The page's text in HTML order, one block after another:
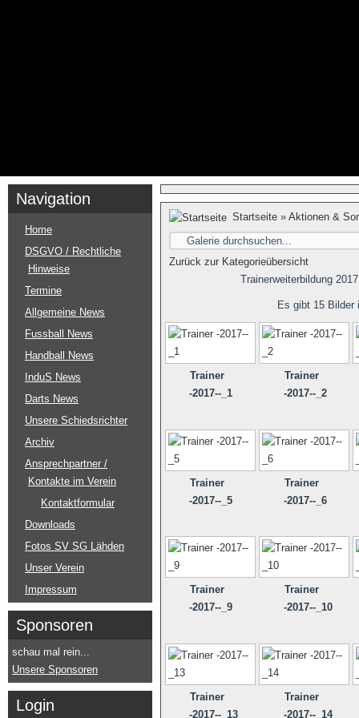
Navigation
Home
DSGVO / Rechtliche
Hinweise
Termine
Allgemeine News
Fussball News
Handball News
InduS News
Darts News
Unsere Schiedsrichter
Archiv
Ansprechpartner /
Kontakte im Verein
Kontaktformular
Downloads
Fotos SV SG Lähden
Unser Verein
Impressum
Sponsoren
schau mal rein...
Unsere Sponsoren
Login
Startseite » Aktionen &
Zurück zur Kategorieübersicht
Trainerweiterbildung 2017
Es gibt 15 Bilder
Trainer
-2017--_1
Trainer
-2017--_2
Trainer
-2017--_5
Trainer
-2017--_6
Trainer
-2017--_9
Trainer
-2017--_10
Trainer
-2017--_13
Trainer
-2017--_14